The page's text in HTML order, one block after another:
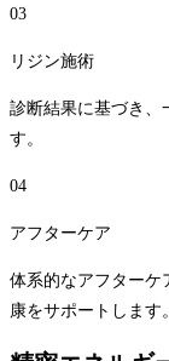
03
リジン施術
診断結果に基づき、
す。
04
アフターケア
体系的なアフターケ
康をサポートします。